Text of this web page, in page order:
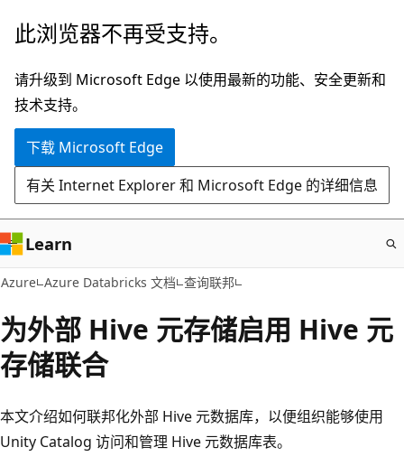
跳
主
要
内
此浏览器不再受支持。
请升级到 Microsoft Edge 以使用最新的功能、安全更新和
技术支持。
下载 Microsoft Edge
有关 Internet Explorer 和 Microsoft Edge 的详细信息
Learn
Azure Azure Databricks 文档 查询联邦
为外部 Hive 元存储启用 Hive 元
存储联合
本文介绍如何联邦化外部 Hive 元数据库，以便组织能够使用
Unity Catalog 访问和管理 Hive 元数据库表。